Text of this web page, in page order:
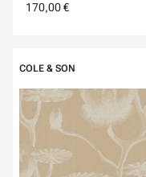
170,00 €
COLE & SON